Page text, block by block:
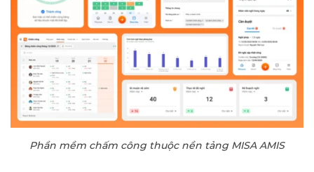
Phần mềm chấm công thuộc nền tảng MISA AMIS